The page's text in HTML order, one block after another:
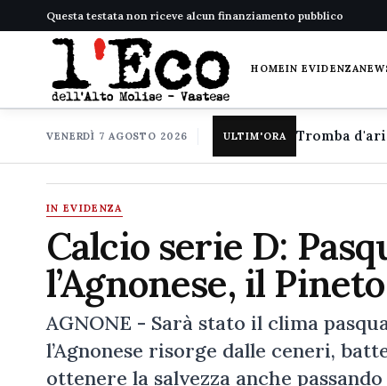
Questa testata non riceve alcun finanziamento pubblico
HOMEIN EVIDENZA
VENERDÌ 7 AGOSTO 2026 ULTIM'ORA
IN EVIDENZA
Calcio serie D:
l’Agnonese, il
AGNONE - Sarà stato il clima
l’Agnonese risorge dalle ceneri,
ottenere la salvezza anche